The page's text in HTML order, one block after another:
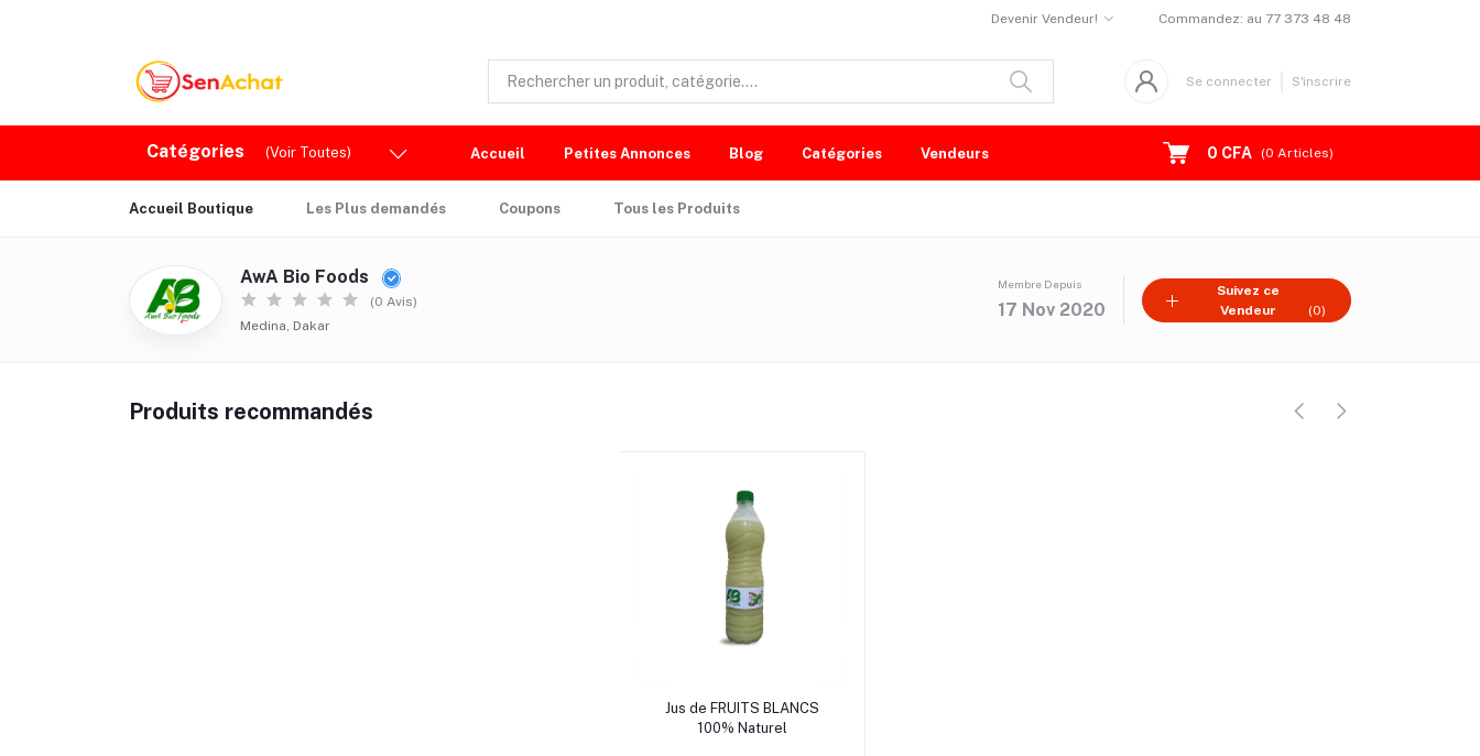
Devenir Vendeur! Commandez: au 77 373 48 48
Se connecter S'inscrire
Catégories (Voir Toutes) Accueil Petites Annonces Blog Catégories Vendeurs 0 CFA (0 Articles)
Accueil Boutique Les Plus demandés Coupons Tous les Produits
AwA Bio Foods
(0 Avis)
Medina, Dakar
Membre Depuis
17 Nov 2020
Suivez ce
Vendeur
(0)
Produits recommandés
Sélectionnez une Option
Jus de FRUITS BLANCS
100% Naturel